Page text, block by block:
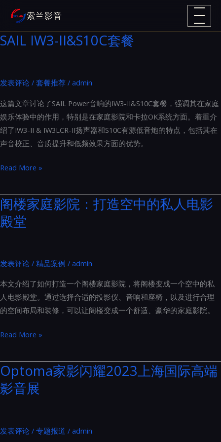
内
容
索兰影音
SAIL IW3-II&S10C套餐
发表评论 / 套餐推荐 / admin
这篇文章讨论了SAIL Power音响的IW3-II&S10C套餐，强调其在家庭
娱乐体验中的作用，特别是在家庭影院和卡拉OK系统方面。着重介
绍了IW3-II & IW3LCR-II扬声器和S10C有源低音炮的特点，包括其在
声音校正、音质提升和低频效果方面的优势。
SAIL
II&S10C
套
餐
Read More »
阁楼家庭影院：打造空中的私人电影
殿堂
发表评论 / 精品案例 / admin
本文介绍了如何打造一个阁楼家庭影院，将阁楼变成一个空中的私
人电影殿堂。通过选择合适的投影仪、音响和座椅，以及进行合理
的空间布局和装修，可以让阁楼变成一个舒适、豪华的家庭影院。
阁
家
庭
影
造
Read More »
Optoma家影闪耀2023上海国际高端
影音展
发表评论 / 专题报道 / admin